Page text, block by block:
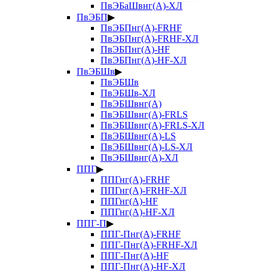
ПвЭБаШвнг(А)-ХЛ
ПвЭБП▶
ПвЭБПнг(А)-FRHF
ПвЭБПнг(А)-FRHF-ХЛ
ПвЭБПнг(А)-HF
ПвЭБПнг(А)-HF-ХЛ
ПвЭБШв▶
ПвЭБШв
ПвЭБШв-ХЛ
ПвЭБШвнг(А)
ПвЭБШвнг(А)-FRLS
ПвЭБШвнг(А)-FRLS-ХЛ
ПвЭБШвнг(А)-LS
ПвЭБШвнг(А)-LS-ХЛ
ПвЭБШвнг(А)-ХЛ
ППГ▶
ППГнг(А)-FRHF
ППГнг(А)-FRHF-ХЛ
ППГнг(А)-HF
ППГнг(А)-HF-ХЛ
ППГ-П▶
ППГ-Пнг(А)-FRHF
ППГ-Пнг(А)-FRHF-ХЛ
ППГ-Пнг(А)-HF
ППГ-Пнг(А)-HF-ХЛ